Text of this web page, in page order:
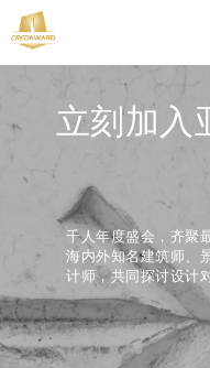
立刻加入
千人年度盛会，齐聚
海内外知名建筑师、
计师，共同探讨设计